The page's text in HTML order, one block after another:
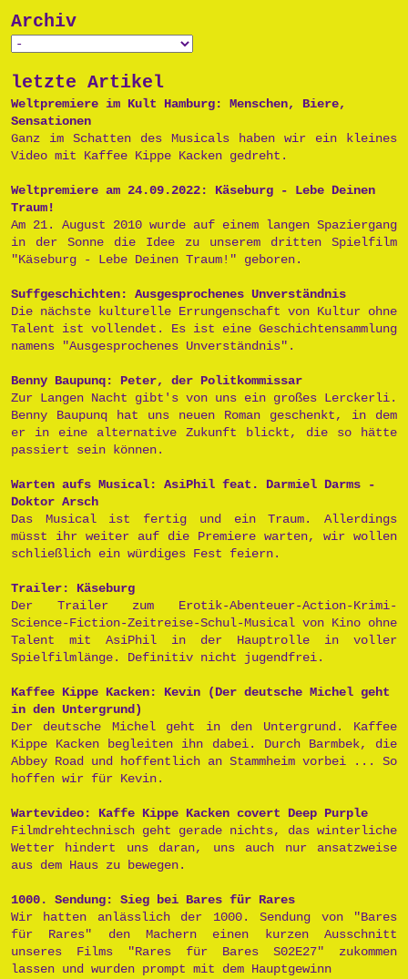
Archiv
letzte Artikel
Weltpremiere im Kult Hamburg: Menschen, Biere,
Sensationen
Ganz im Schatten des Musicals haben wir ein kleines
Video mit Kaffee Kippe Kacken gedreht.
Weltpremiere am 24.09.2022: Käseburg - Lebe Deinen
Traum!
Am 21. August 2010 wurde auf einem langen Spaziergang
in der Sonne die Idee zu unserem dritten Spielfilm
"Käseburg - Lebe Deinen Traum!" geboren.
Suffgeschichten: Ausgesprochenes Unverständnis
Die nächste kulturelle Errungenschaft von Kultur ohne
Talent ist vollendet. Es ist eine Geschichtensammlung
namens "Ausgesprochenes Unverständnis".
Benny Baupunq: Peter, der Politkommissar
Zur Langen Nacht gibt's von uns ein großes Lerckerli.
Benny Baupunq hat uns neuen Roman geschenkt, in dem
er in eine alternative Zukunft blickt, die so hätte
passiert sein können.
Warten aufs Musical: AsiPhil feat. Darmiel Darms -
Doktor Arsch
Das Musical ist fertig und ein Traum. Allerdings
müsst ihr weiter auf die Premiere warten, wir wollen
schließlich ein würdiges Fest feiern.
Trailer: Käseburg
Der Trailer zum Erotik-Abenteuer-Action-Krimi-
Science-Fiction-Zeitreise-Schul-Musical von Kino ohne
Talent mit AsiPhil in der Hauptrolle in voller
Spielfilmlänge. Definitiv nicht jugendfrei.
Kaffee Kippe Kacken: Kevin (Der deutsche Michel geht
in den Untergrund)
Der deutsche Michel geht in den Untergrund. Kaffee
Kippe Kacken begleiten ihn dabei. Durch Barmbek, die
Abbey Road und hoffentlich an Stammheim vorbei ... So
hoffen wir für Kevin.
Wartevideo: Kaffe Kippe Kacken covert Deep Purple
Filmdrehtechnisch geht gerade nichts, das winterliche
Wetter hindert uns daran, uns auch nur ansatzweise
aus dem Haus zu bewegen.
1000. Sendung: Sieg bei Bares für Rares
Wir hatten anlässlich der 1000. Sendung von "Bares
für Rares" den Machern einen kurzen Ausschnitt
unseres Films "Rares für Bares S02E27" zukommen
lassen und wurden prompt mit dem Hauptgewinn